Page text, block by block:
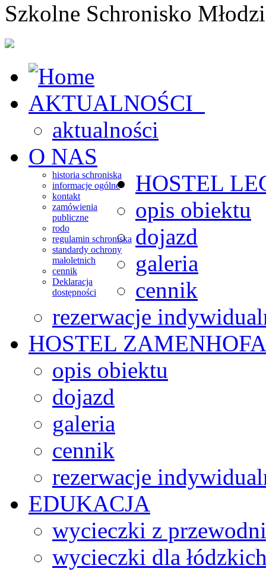
Szkolne Schronisko
AKTUALNOŚCI
aktualności
O NAS
historia schroniska
informacje ogólne
kontakt
zamówienia
publiczne
rodo
regulamin schroniska
standardy ochrony
małoletnich
cennik
Deklaracja
dostępności
HOSTEL
opis obiektu
dojazd
galeria
cennik
rezerwacje
HOSTEL
opis obiektu
dojazd
galeria
cennik
rezerwacje
EDUKACJA
wycieczki z
wycieczki dla